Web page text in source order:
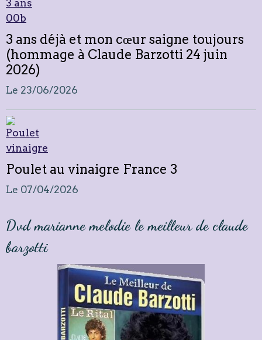
3 ans déjà et mon cœur saigne toujours
(hommage à Claude Barzotti 24 juin
2026)
Le 23/06/2026
Poulet au vinaigre France 3
Le 07/04/2026
Dvd marianne melodie le meilleur de claude
barzotti